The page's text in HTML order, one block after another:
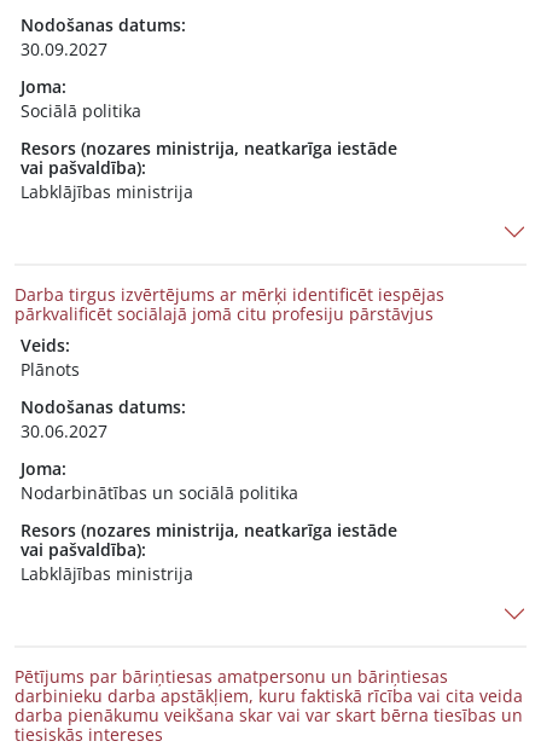
Nodošanas datums:
30.09.2027
Joma:
Sociālā politika
Resors (nozares ministrija, neatkarīga iestāde
vai pašvaldība):
Labklājības ministrija
Darba tirgus izvērtējums ar mērķi identificēt iespējas
pārkvalificēt sociālajā jomā citu profesiju pārstāvjus
Veids:
Plānots
Nodošanas datums:
30.06.2027
Joma:
Nodarbinātības un sociālā politika
Resors (nozares ministrija, neatkarīga iestāde
vai pašvaldība):
Labklājības ministrija
Pētījums par bāriņtiesas amatpersonu un bāriņtiesas
darbinieku darba apstākļiem, kuru faktiskā rīcība vai cita veida
darba pienākumu veikšana skar vai var skart bērna tiesības un
tiesiskās intereses